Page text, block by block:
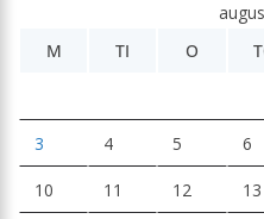
M
TI O
3 4 5 6
10 11 12 13